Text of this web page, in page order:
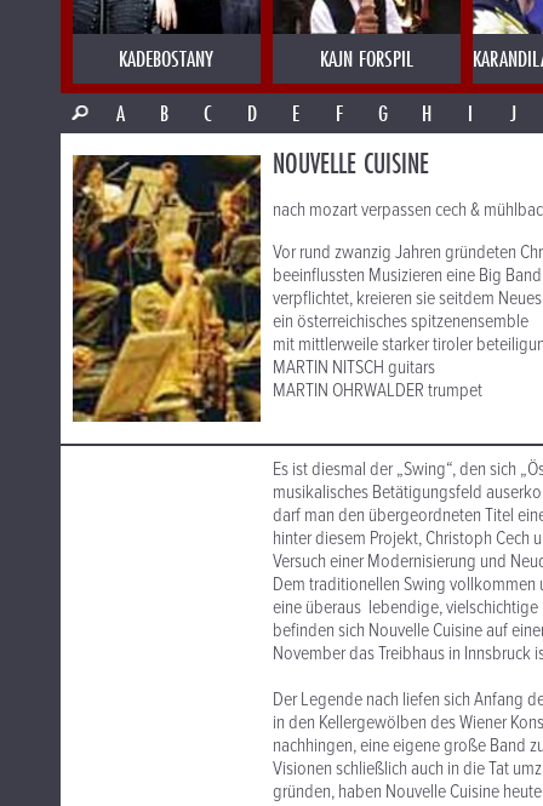
KADEBOSTANY KAJN FORSPIL
A
B C D E F G H I J
NOUVELLE CUISINE
nach mozart verpassen cech &
Vor rund zwanzig Jahren gründeten
beeinflussten Musizieren eine Big
verpflichtet, kreieren sie seitdem
ein österreichisches spitzenensemble
mit mittlerweile starker tiroler
MARTIN NITSCH guitars
MARTIN OHRWALDER trumpet
Es ist diesmal der „Swing“, den sich
musikalisches Betätigungsfeld
darf man den übergeordneten Titel
hinter diesem Projekt, Christoph Cech
Versuch einer Modernisierung und
Dem traditionellen Swing
eine überaus lebendige,
befinden sich Nouvelle Cuisine auf
November das Treibhaus in Innsbruck
Der Legende nach liefen sich Anfang
in den Kellergewölben des Wiener
nachhingen, eine eigene große Band
Visionen schließlich auch in die Tat
gründen, haben Nouvelle Cuisine